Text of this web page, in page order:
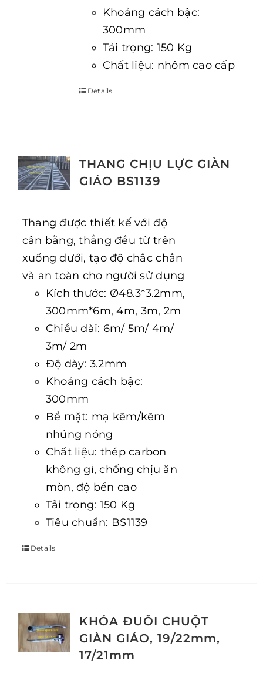
Khoảng cách bậc:
300mm
Tải trọng: 150 Kg
Chất liệu: nhôm cao cấp
Details
THANG CHỊU LỰC GIÀN
GIÁO BS1139
Thang được thiết kế với độ
cân bằng, thẳng đều từ trên
xuống dưới, tạo độ chắc chắn
và an toàn cho người sử dụng
Kích thước: Ø48.3*3.2mm,
300mm*6m, 4m, 3m, 2m
Chiều dài: 6m/ 5m/ 4m/
3m/ 2m
Độ dày: 3.2mm
Khoảng cách bậc:
300mm
Bề mặt: mạ kẽm/kẽm
nhúng nóng
Chất liệu: thép carbon
không gỉ, chống chịu ăn
mòn, độ bền cao
Tải trọng: 150 Kg
Tiêu chuẩn: BS1139
Details
KHÓA ĐUÔI CHUỘT
GIÀN GIÁO, 19/22mm,
17/21mm